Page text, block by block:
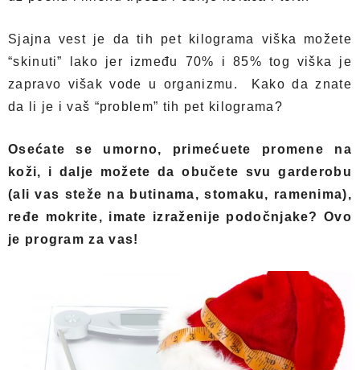
Sjajna vest je da tih pet kilograma viška možete
“skinuti” lako jer između 70% i 85% tog viška je
zapravo višak vode u organizmu. Kako da znate
da li je i vaš “problem” tih pet kilograma?
Osećate se umorno, primećuete promene na
koži, i dalje možete da obučete svu garderobu
(ali vas steže na butinama, stomaku, ramenima),
ređe mokrite, imate izraženije podočnjake? Ovo
je program za vas!